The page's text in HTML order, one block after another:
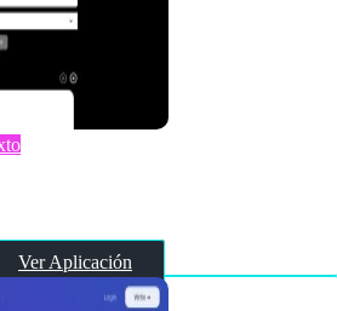
Ver Aplicación